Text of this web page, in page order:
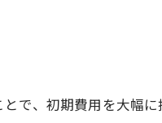
で、初期費用を大幅